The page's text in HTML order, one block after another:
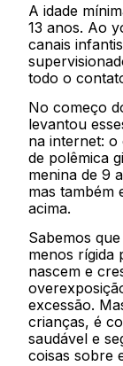
A idade
13 anos. Ao
canais
todo o
No começo
levantou
na internet: o
de polêmica
menina de 9
mas também
acima.
Sabemos
menos rígida
nascem e
excessão.
crianças, é
saudável e
coisas sobre